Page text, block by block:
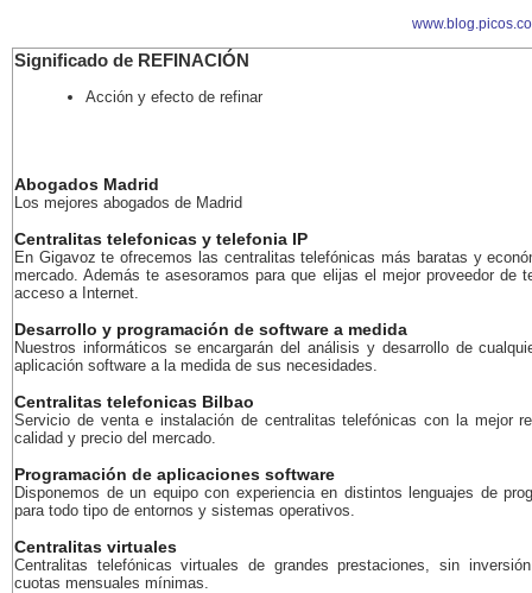
Significado de REFINACIÓN
Acción y efecto de refinar
Abogados Madrid
Los mejores abogados de Madrid
Centralitas telefonicas y telefonia IP
En Gigavoz te ofrecemos las centralitas telefónicas más baratas y
mercado. Además te asesoramos para que elijas el mejor proveedor de
acceso a Internet.
Desarrollo y programación de software a medida
Nuestros informáticos se encargarán del análisis y desarrollo de
aplicación software a la medida de sus necesidades.
Centralitas telefonicas Bilbao
Servicio de venta e instalación de centralitas telefónicas con la mejor
calidad y precio del mercado.
Programación de aplicaciones software
Disponemos de un equipo con experiencia en distintos lenguajes de
para todo tipo de entornos y sistemas operativos.
Centralitas virtuales
Centralitas telefónicas virtuales de grandes prestaciones, sin
cuotas mensuales mínimas.